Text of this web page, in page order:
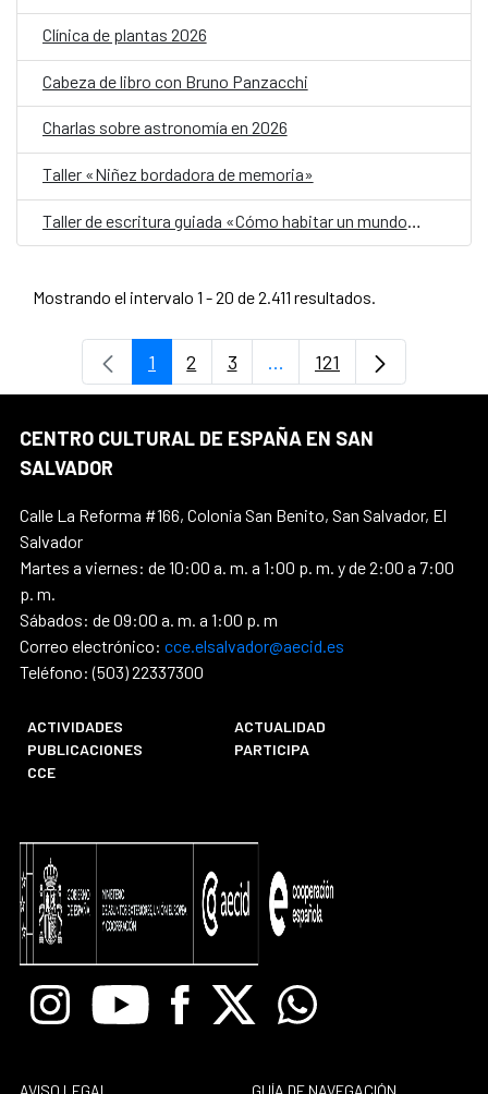
Clínica de plantas 2026
Cabeza de libro con Bruno Panzacchi
Charlas sobre astronomía en 2026
Taller «Niñez bordadora de memoria»
Mostrando el intervalo 1 - 20 de 2.411 resultados.
Página
1 Página
2 Página
3 ...Páginas intermedias Use
Página
121
CENTRO CULTURAL DE ESPAÑA EN SAN
SALVADOR
Calle La Reforma #166, Colonia San Benito, San Salvador, El
Salvador
Martes a viernes: de 10:00 a. m. a 1:00 p. m. y de 2:00 a 7:00
p. m.
Sábados: de 09:00 a. m. a 1:00 p. m
Correo electrónico: cce.elsalvador@aecid.es
Teléfono: (503) 22337300
ACTIVIDADES
ACTUALIDAD
PUBLICACIONES
PARTICIPA
CCE
InstagramYoutube Facebook
X Whatsapp